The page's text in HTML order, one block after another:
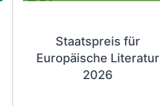
Staatspreis für
Europäische Literatur
2026